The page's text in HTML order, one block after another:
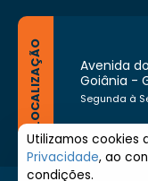
LOCALIZAÇÃO
Avenida
Goiânia -
Segunda à
Utilizamos cookies
Privacidade, ao
condições.